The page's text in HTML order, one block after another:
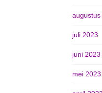
augustus
juli 2023
juni 2023
mei 2023